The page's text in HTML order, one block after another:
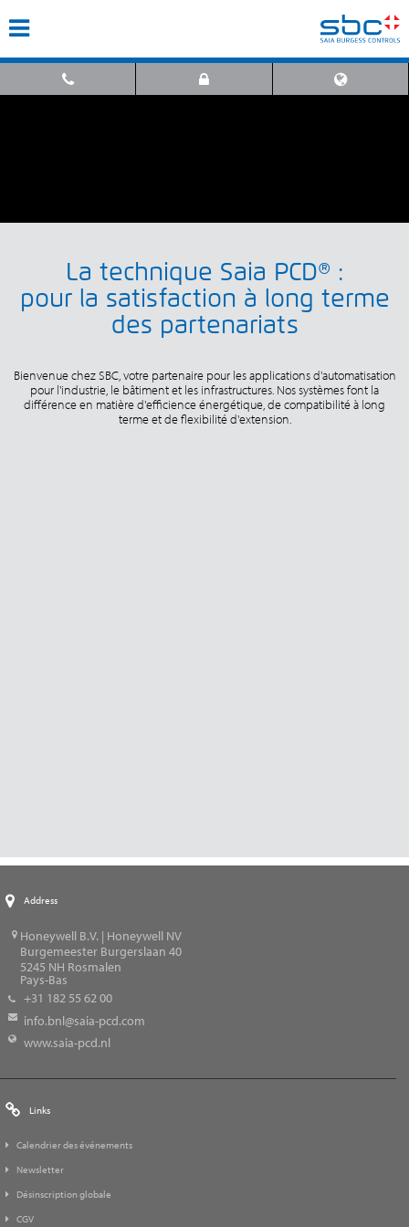
La technique Saia PCD® :
pour la satisfaction à long terme
des partenariats
Bienvenue chez SBC, votre partenaire pour les applications d'automatisation
pour l'industrie, le bâtiment et les infrastructures. Nos systèmes font la
différence en matière d'efficience énergétique, de compatibilité à long
terme et de flexibilité d'extension.
Address
Honeywell B.V. | Honeywell NV
Burgemeester Burgerslaan 40
5245 NH Rosmalen
Pays-Bas
+31 182 55 62 00
info.bnl@saia-pcd.com
www.saia-pcd.nl
Links
Calendrier des événements
Newsletter
Désinscription globale
CGV